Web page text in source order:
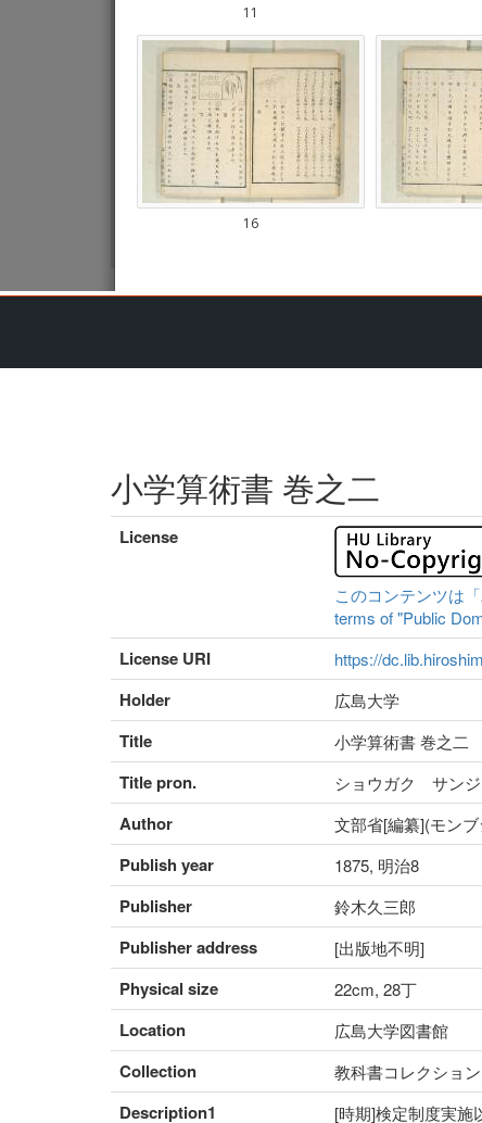
小学算術書 巻之二
License
このコンテンツは
terms of "Public
License URI https://
Holder 広島大学
Title 小学算術書 巻之二
Title pron. ショウガク サンジ
Author 文部省[編纂](モン
Publish year 1875, 明治8
Publisher 鈴木久三郎
Publisher address [出版地不明]
Physical size 22cm, 28丁
Location 広島大学図書館
Collection 教科書コレクション
Description1 [時期]検定制度実施